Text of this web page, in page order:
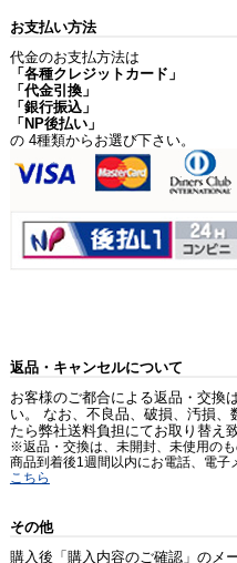
お支払い方法
代金のお支払方法は
「各種クレジットカード」
「代金引換」
「銀行振込」
「NP後払い」
の 4種類からお選び下さい。
返品・キャンセルについて
お客様のご都合による返品・交換
い。 なお、不良品、破損、汚損
たら弊社送料負担にてお取り替え
※返品・交換は、未開封、未使用のも
商品到着後1週間以内にお電話、電
こちら
その他
購入後「購入内容のご確認」のメ